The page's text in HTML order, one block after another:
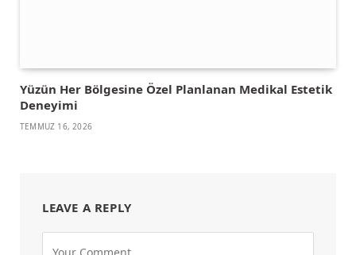
Yüzün Her Bölgesine Özel Planlanan Medikal Estetik
Deneyimi
TEMMUZ 16, 2026
LEAVE A REPLY